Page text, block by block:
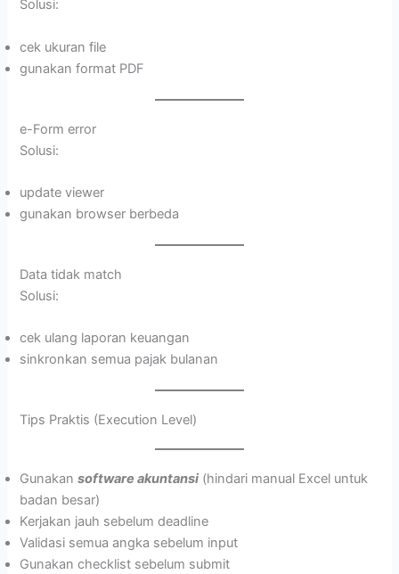
Solusi:
cek ukuran file
gunakan format PDF
e-Form error
Solusi:
update viewer
gunakan browser berbeda
Data tidak match
Solusi:
cek ulang laporan keuangan
sinkronkan semua pajak bulanan
Tips Praktis (Execution Level)
Gunakansoftware akuntansi (hindari manual Excel untuk
badan besar)
Kerjakan jauh sebelum deadline
Validasi semua angka sebelum input
Gunakan checklist sebelum submit